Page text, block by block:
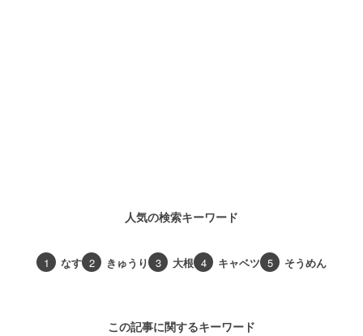
人気の検索キーワード
1 なす 2 きゅうり 3 大根 4 キャベツ 5 そうめん
この記事に関するキーワード